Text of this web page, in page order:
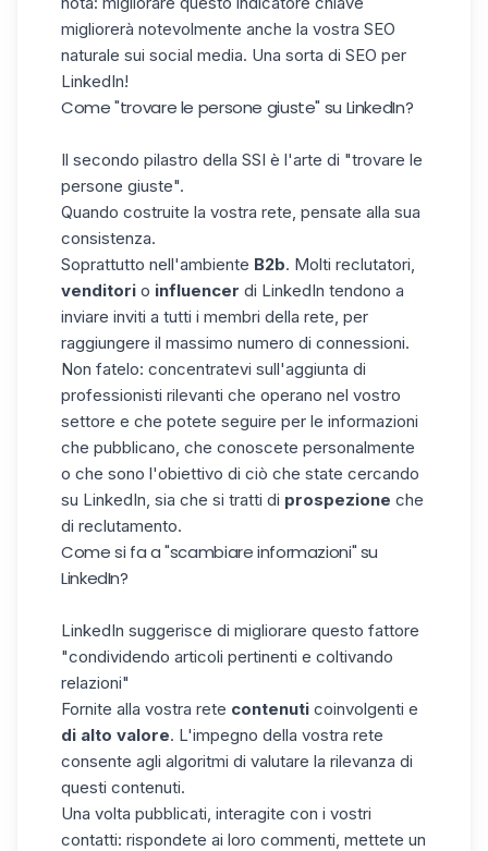
migliorerà notevolmente anche la vostra SEO
naturale sui social media. Una sorta di SEO per
LinkedIn!
Come "trovare le persone giuste" su LinkedIn?
Il secondo pilastro della SSI è l'arte di "trovare le
persone giuste".
Quando costruite la vostra rete, pensate alla sua
consistenza.
Soprattutto nell'ambiente B2b. Molti reclutatori,
venditori o influencer di LinkedIn tendono a
inviare inviti a tutti i membri della rete, per
raggiungere il massimo numero di connessioni.
Non fatelo: concentratevi sull'aggiunta di
professionisti rilevanti che operano nel vostro
settore e che potete seguire per le informazioni
che pubblicano, che conoscete personalmente
o che sono l'obiettivo di ciò che state cercando
su LinkedIn, sia che si tratti di prospezione che
di reclutamento.
Come si fa a "scambiare informazioni" su
LinkedIn?
LinkedIn suggerisce di migliorare questo fattore
"condividendo articoli pertinenti e coltivando
relazioni"
Fornite alla vostra rete contenuti coinvolgenti e
di alto valore. L'impegno della vostra rete
consente agli algoritmi di valutare la rilevanza di
questi contenuti.
Una volta pubblicati, interagite con i vostri
contatti: rispondete ai loro commenti, mettete un